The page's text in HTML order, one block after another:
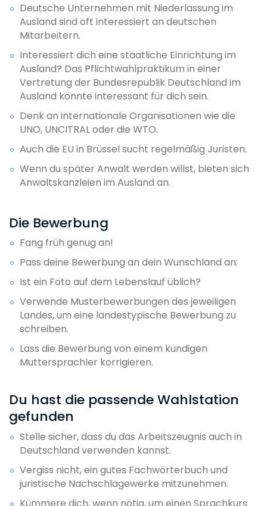
Deutsche Unternehmen mit Niederlassung im
Ausland sind oft interessiert an deutschen
Mitarbeitern.
Interessiert dich eine staatliche Einrichtung im
Ausland? Das Pflichtwahlpraktikum in einer
Vertretung der Bundesrepublik Deutschland im
Ausland könnte interessant für dich sein.
Denk an internationale Organisationen wie die
UNO, UNCITRAL oder die WTO.
Auch die EU in Brüssel sucht regelmäßig Juristen.
Wenn du später Anwalt werden willst, bieten sich
Anwaltskanzleien im Ausland an.
Die Bewerbung
Fang früh genug an!
Pass deine Bewerbung an dein Wunschland an:
Ist ein Foto auf dem Lebenslauf üblich?
Verwende Musterbewerbungen des jeweiligen
Landes, um eine landestypische Bewerbung zu
schreiben.
Lass die Bewerbung von einem kundigen
Muttersprachler korrigieren.
Du hast die passende Wahlstation
gefunden
Stelle sicher, dass du das Arbeitszeugnis auch in
Deutschland verwenden kannst.
Vergiss nicht, ein gutes Fachwörterbuch und
juristische Nachschlagewerke mitzunehmen.
Kümmere dich, wenn nötig, um einen Sprachkurs